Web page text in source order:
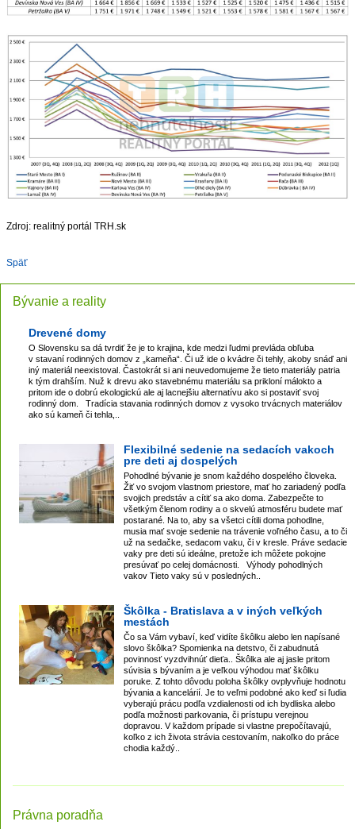
Zdroj: realitný portál TRH.sk
Späť
Bývanie a reality
Drevené domy
O Slovensku sa dá tvrdiť že je to krajina, kde medzi ľudmi prevláda obľuba
v stavaní rodinných domov z „kameňa“. Či už ide o kvádre či tehly, akoby snáď ani
iný materiál neexistoval. Častokrát si ani neuvedomujeme že tieto materiály patria
k tým drahším. Nuž k drevu ako stavebnému materiálu sa prikloní málokto a
pritom ide o dobrú ekologickú ale aj lacnejšiu alternatívu ako si postaviť svoj
rodinný dom. Tradícia stavania rodinných domov z vysoko trvácnych materiálov
ako sú kameň či tehla,..
Flexibilné sedenie na sedacích vakoch
pre deti aj dospelých
Pohodlné bývanie je snom každého dospelého človeka.
Žiť vo svojom vlastnom priestore, mať ho zariadený podľa
svojich predstáv a cítiť sa ako doma. Zabezpečte to
všetkým členom rodiny a o skvelú atmosféru budete mať
postarané. Na to, aby sa všetci cítili doma pohodlne,
musia mať svoje sedenie na trávenie voľného času, a to či
už na sedačke, sedacom vaku, či v kresle. Práve sedacie
vaky pre deti sú ideálne, pretože ich môžete pokojne
presúvať po celej domácnosti. Výhody pohodlných
vakov Tieto vaky sú v posledných..
Škôlka - Bratislava a v iných veľkých
mestách
Čo sa Vám vybaví, keď vidíte škôlku alebo len napísané
slovo škôlka? Spomienka na detstvo, či zabudnutá
povinnosť vyzdvihnúť dieťa.. Škôlka ale aj jasle pritom
súvisia s bývaním a je veľkou výhodou mať škôlku
poruke. Z tohto dôvodu poloha škôlky ovplyvňuje hodnotu
bývania a kancelárií. Je to veľmi podobné ako keď si ľudia
vyberajú prácu podľa vzdialenosti od ich bydliska alebo
podľa možnosti parkovania, či prístupu verejnou
dopravou. V každom prípade si vlastne prepočítavajú,
koľko z ich života strávia cestovaním, nakoľko do práce
chodia každý..
Právna poradňa